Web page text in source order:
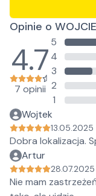
Opinie o
4.7
7 opinii
5
4
3
2
1
Wojtek
13.05.2025
Dobra lokalizacja.
Artur
28.07.2025
Nie mam